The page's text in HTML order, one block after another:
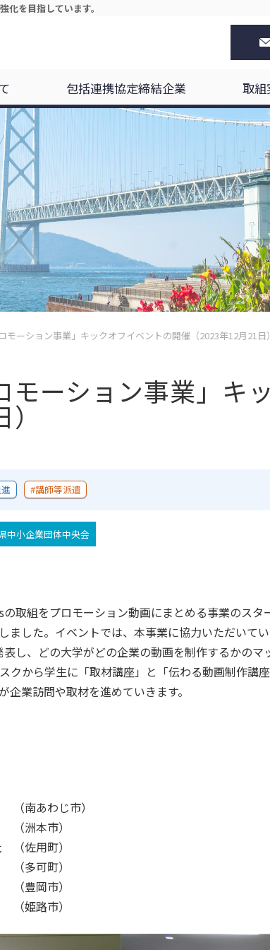
を目指しています。
包括連携協定締結企業 取組
モーション事業」キックオフイベントの開催（2023年12月21日）
モーション事業」キ
講師等派遣
中小企業団体中央会
取組をプロモーション動画にまとめる事業のスタ
ました。イベントでは、本事業に協力いただいて
し、どの大学がどの企業の動画を制作するかのマ
クから学生に「取材講座」と「伝わる動画制作講
業訪問や取材を進めていきます。
あわじ市）
本市）
用町）
可町）
市）
姫路市）